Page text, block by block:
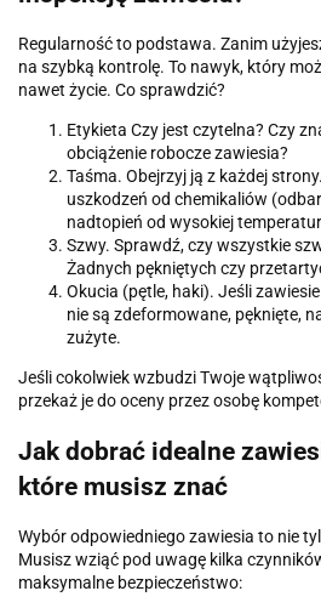
Regularność to podstawa. Zanim
na szybką kontrolę. To nawyk, który
nawet życie. Co sprawdzić?
Etykieta Czy jest czytelna? Czy
obciążenie robocze zawiesia?
Taśma. Obejrzyj ją z każdej
uszkodzeń od chemikaliów
nadtopień od wysokiej
Szwy. Sprawdź, czy wszystkie
Żadnych pękniętych czy
Okucia (pętle, haki). Jeśli
nie są zdeformowane, pęknięte,
zużyte.
Jeśli cokolwiek wzbudzi Twoje
przekaż je do oceny przez osobę
Jak dobrać idealne
które musisz znać
Wybór odpowiedniego zawiesia to nie
Musisz wziąć pod uwagę kilka
maksymalne bezpieczeństwo: